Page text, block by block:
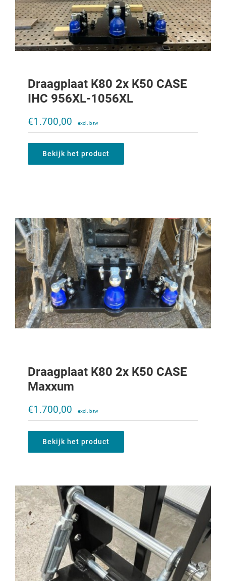
Draagplaat K80 2x K50 CASE
IHC 956XL-1056XL
€1.700,00
Bekijk het product
€1.700,00
Draagplaat K80 2x K50 CASE
Maxxum
€1.700,00
Bekijk het product
€250,00